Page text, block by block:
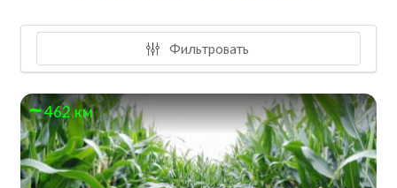
Фильтровать
462 км